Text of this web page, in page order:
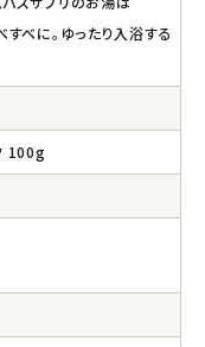
べに。ゆったり入浴する
100g